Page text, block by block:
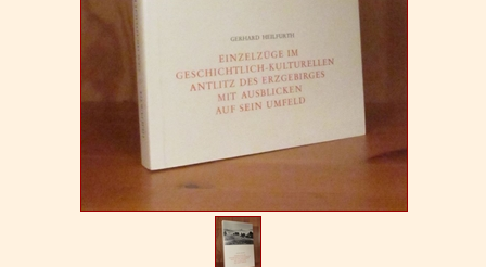
Widerrufsbelehrung
Geschäftsbedingungen